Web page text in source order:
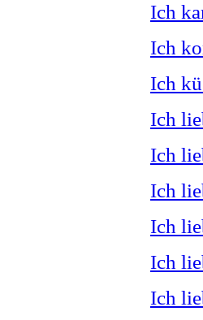
Ich
Ich
Ich
Ich
Ich
Ich
Ich
Ich
Ich